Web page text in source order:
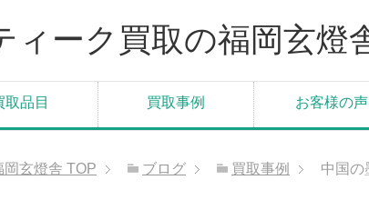
ィーク買取の福岡玄燈
取品目 買取事例 お客様の声
岡玄燈舎 TOP ブログ 買取事例 中国の